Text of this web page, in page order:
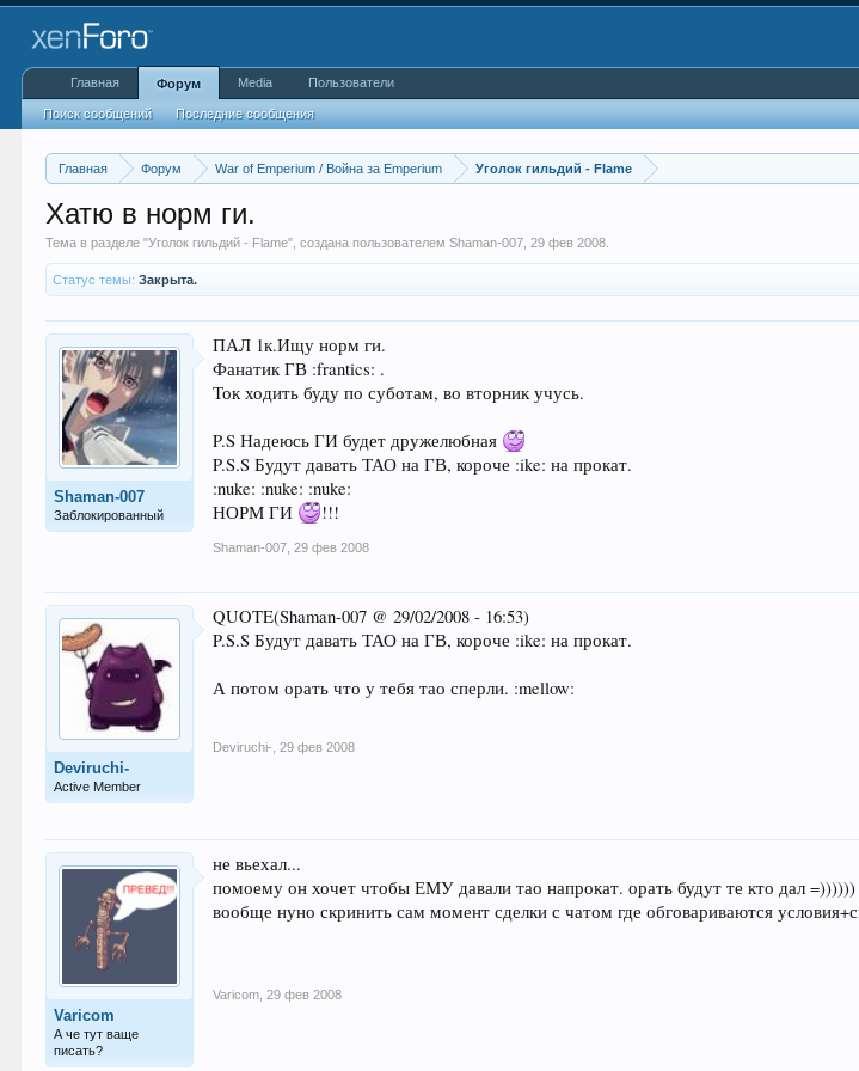
Главная Форум War of Emperium / Война за Emperium Уголок гильдий - Flame
Хатю в норм ги.
Тема в разделе "Уголок гильдий - Flame", создана пользователемShaman-007 ,29 фев 2008
Статус темы: Закрыта.
Shaman-007
Заблокированный
ПАЛ 1к.Ищу норм ги.
Фанатик ГВ :frantics: .
Ток ходить буду по суботам, во вторник учусь.
P.S Надеюсь ГИ будет дружелюбная
P.S.S Будут давать ТАО на ГВ, короче :ike: на прокат.
:nuke: :nuke: :nuke:
НОРМ ГИ
!!!
Shaman-007 29 фев 2008
Deviruchi-
Active Member
QUOTE(Shaman-007 @ 29/02/2008 - 16:53)
P.S.S Будут давать ТАО на ГВ, короче :ike: на прокат.
А потом орать что у тебя тао сперли. :mellow:
Deviruchi- 29 фев 2008
Varicom
А че тут ваще
писать?
не вьехал...
помоему он хочет чтобы ЕМУ давали тао напрокат. орать будут те кто дал =))))))
вообще нуно скринить сам момент сделки с чатом где обговариваются
Varicom 29 фев 2008
Главная Форум
Поиск сообщений Последние сообщения
Media Пользователи